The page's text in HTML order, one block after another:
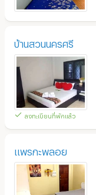
บ้านสวนนครศรี
ลงทะเบียนที่พักแล้ว
แพรกะพลอย